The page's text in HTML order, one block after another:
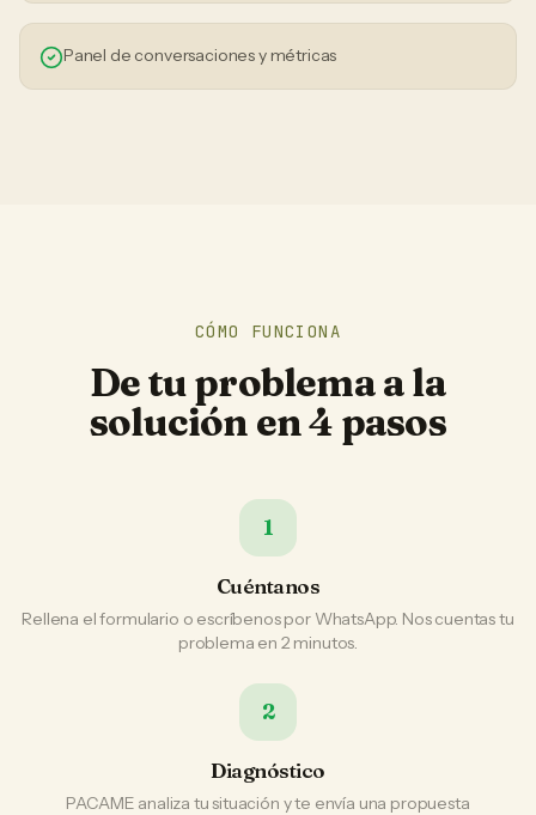
Panel de conversaciones y métricas
CÓMO FUNCIONA
De tu problema a la
solución en 4 pasos
1
Cuéntanos
Rellena el formulario o escríbenos por WhatsApp. Nos cuentas tu
problema en 2 minutos.
2
Diagnóstico
PACAME analiza tu situación y te envía una propuesta